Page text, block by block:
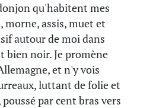
qu'habitent mes
morne, assis, muet et
autour de moi dans
bien noir. Je promène
et n'y vois
luttant de folie et
par cent bras vers